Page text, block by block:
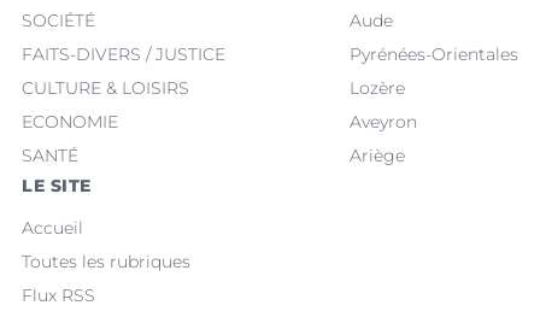
SOCIÉTÉ
FAITS-DIVERS / JUSTICE
CULTURE & LOISIRS
ECONOMIE
SANTÉ
Aude
Pyrénées-Orientales
Lozère
Aveyron
Ariège
LE SITE
Accueil
Toutes les rubriques
Flux RSS